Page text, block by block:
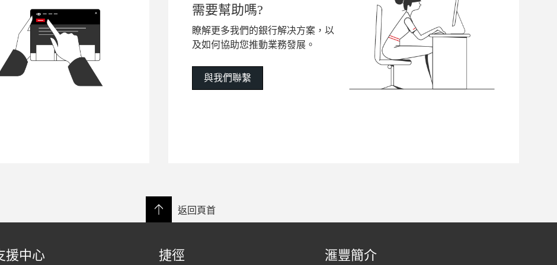
需要幫助嗎?
瞭解更多我們的銀行解决方案，以
及如何協助您推動業務發展。
與我們聯繫
返回頁首
援中心 捷徑 滙豐簡介